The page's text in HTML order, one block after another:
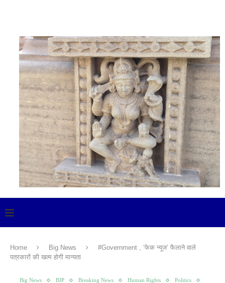
Home Big News
#Government , ‘फेक न्यूज’ फैलाने वाले
पत्रकारों की खत्म होगी मान्यता
Big News BJP Breaking News Human Rights
Politics